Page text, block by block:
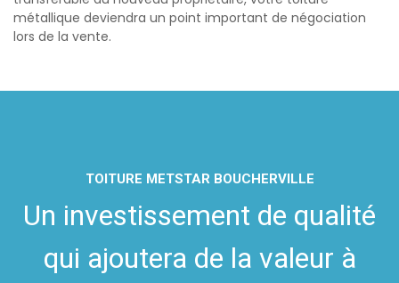
métallique deviendra un point important de négociation
lors de la vente.
TOITURE METSTAR BOUCHERVILLE
Un investissement de qualité
qui ajoutera de la valeur à